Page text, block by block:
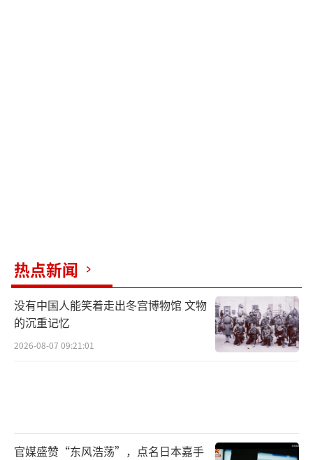
热点新闻
没有中国人能笑着走出冬宫博物馆 文物
的沉重记忆
2026-08-07 09:21:01
官媒盛赞“东风浩荡”，点名日本嘉手